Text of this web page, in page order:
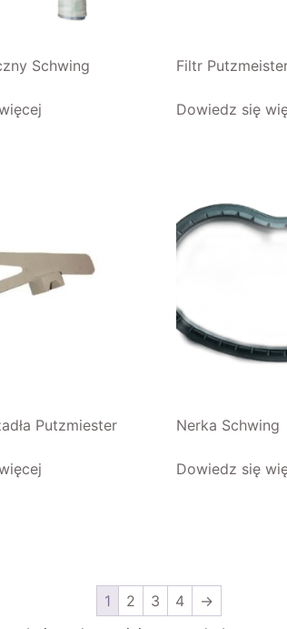
Schwing Filtr
Dowiedz się
Putzmiester Nerka Schwing
Dowiedz się
1 2 3 4
→